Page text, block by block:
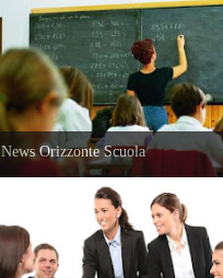
News Orizzonte Scuola